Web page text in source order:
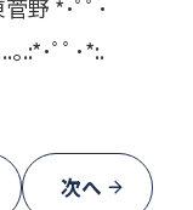
野 *･ﾟﾟ･
｡.:*･ﾟﾟ･*:.
次へ